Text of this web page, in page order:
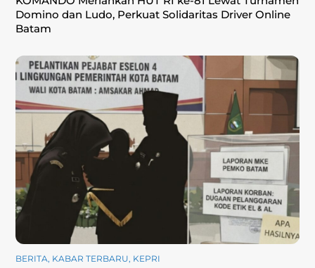
Domino dan Ludo, Perkuat Solidaritas Driver Online
Batam
BERITA, KABAR TERBARU, KEPRI